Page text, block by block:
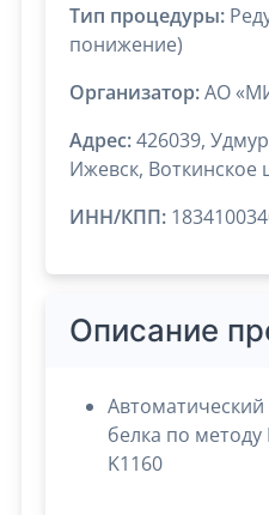
Тип процедуры:
понижение)
Организатор:АО
Адрес:426039,
Ижевск, Воткинское
ИНН/КПП:
Описание
Автоматический
белка по методу
K1160